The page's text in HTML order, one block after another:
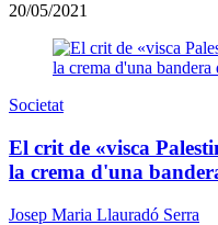
20/05/2021
Societat
El crit de «visca
la crema d'una
Josep Maria Llauradó Serra